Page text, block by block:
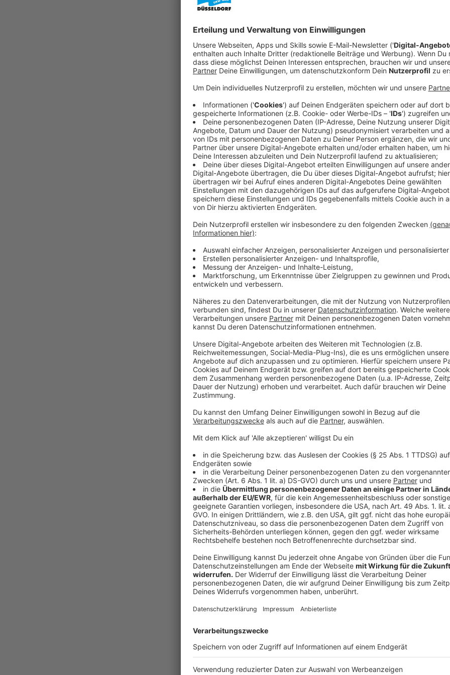
hat eine Zwischenbilanz
Angaben der Verantwortlichen liegt die Auslastung
Zudem wurde bekannt gegeben, dass das
feststeht.
Fortschritte bei den Sanierungsarbeiten
Anzeige
Parallel zum Spielbetrieb schreiten die
Michael Beckererklärte, dass die Maßnahmen an
Abwassernetzen planmäßig verlaufen.
Anzeige
Michael Becker, Intendant der Tonhalle
Sanierung kommt gut voran
Anzeige
Wir haben ja jetzt schon ein halbes Jahr
dass es manchmal eng wird. Also dass man
muss, weil mal ein Büro wegfällt oder auch
und Musiker. Aber in der Summe funktioniert
funktioniert.
Anzeige
Laut Angaben des Hauses bewegt sich das Projekt
Budgets. Für die Mitarbeitenden bedeutet der
Räumlichkeiten: Ab Juli sollen sie aus den derzeit
Gebäude ziehen können.
Anzeige
Ausblick auf zukünftige Baumaßnahmen
Anzeige
Nach Abschluss der aktuellen Arbeiten sind bereits
Jahren 2027 bis 2031 sollen die übrigen Fassaden
gesetzt werden. Die Kosten für diese kommenden
Millionen Euro beziffert.
Anzeige